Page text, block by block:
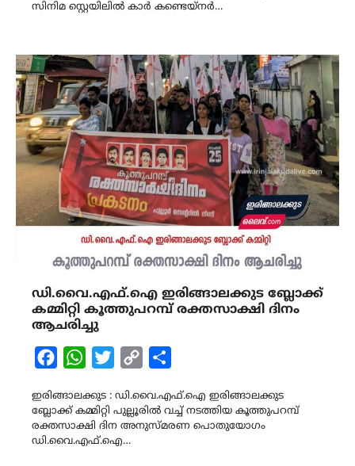
സിനിമ സ്റ്റെയിലിൽ കാർ കണ്ടെയ്നർ…
ഡി.വൈ.എഫ്.ഐ ഇരിങ്ങാലക്കുട ബ്ലോക്ക്‌
കമ്മിറ്റി കൂത്തുപറമ്പ് രക്തസാക്ഷി ദിനം
ആചരിച്ചു
FacebookWhatsAppTwitterCopy
ഇരിങ്ങാലക്കുട : ഡി.വൈ.എഫ്.ഐ ഇരിങ്ങാലക്കുട
ബ്ലോക്ക്‌ കമ്മിറ്റി പുല്ലൂരിൽ വച്ച് നടത്തിയ കൂത്തുപറമ്പ്
രക്തസാക്ഷി ദിന അനുസ്മരണ പൊതുയോഗം
ഡി.വൈ.എഫ്.ഐ…